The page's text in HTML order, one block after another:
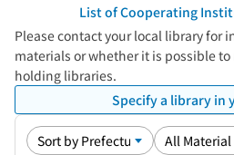
List of Cooperating
Please contact your local library for
materials or whether it is possible
holding libraries.
Specify a library in